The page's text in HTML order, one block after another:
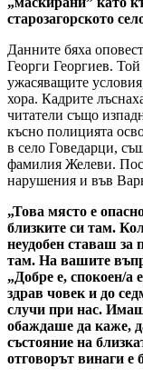
старозагорското
Данните бяха
Георги Георгиев.
ужасяващите
хора. Кадрите
читатели също
късно полицията
в село Говедарци,
фамилия Желеви.
нарушения и във
„Това място е
близките си там.
неудобен ставаш за
там. На вашите
„Добре е, спокоен/а
здрав човек и до
случи при нас.
обаждаше да каже,
състояние на
отговорът винаги е